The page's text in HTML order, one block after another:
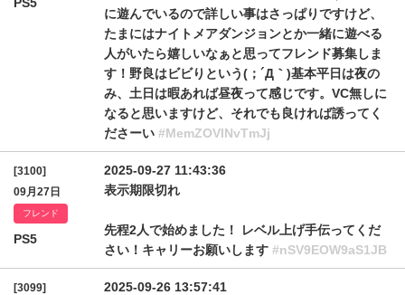
に遊んでいるので詳しい事はさっぱりですけど、
たまにはナイトメアダンジョンとか一緒に遊べる
人がいたら嬉しいなぁと思ってフレンド募集しま
す！野良はビビりという(；´Д｀)基本平日は夜の
み、土日は暇あれば昼夜って感じです。VC無しに
なると思いますけど、それでも良ければ誘ってく
ださーい #MemZOVlNvTmJj
[3100]
09月27日
フレンド
PS5
2025-09-27 11:43:36
表示期限切れ
先程2人で始めました！ レベル上げ手伝ってくだ
さい！キャリーお願いします #nSV9EOW9aS1JB
[3099]
2025-09-26 13:57:41